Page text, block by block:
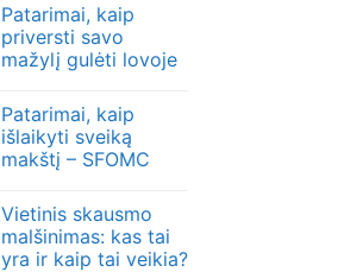
Patarimai, kaip
priversti savo
mažylį gulėti lovoje
Patarimai, kaip
išlaikyti sveiką
makštį – SFOMC
Vietinis skausmo
malšinimas: kas tai
yra ir kaip tai veikia?